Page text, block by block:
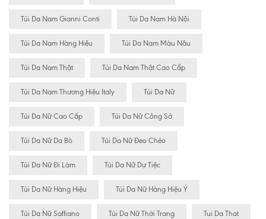
Túi Da Nam Gianni Conti Túi Da Nam Hà Nội
Túi Da Nam Hàng Hiệu Túi Da Nam Màu Nâu
Túi Da Nam Thật Túi Da Nam Thật Cao Cấp
Túi Da Nam Thương Hiệu Italy Túi Da Nữ
Túi Da Nữ Cao Cấp Túi Da Nữ Công Sở
Túi Da Nữ Da Bò Túi Da Nữ Đeo Chéo
Túi Da Nữ Đi Làm Túi Da Nữ Dự Tiệc
Túi Da Nữ Hàng Hiệu Túi Da Nữ Hàng Hiệu Ý
Túi Da Nữ Saffiano Túi Da Nữ Thời Trang Tui Da That